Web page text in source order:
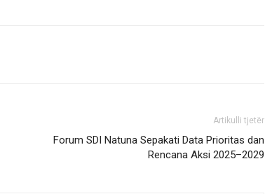
Artikulli tjetër
Forum SDI Natuna Sepakati Data Prioritas dan
Rencana Aksi 2025–2029